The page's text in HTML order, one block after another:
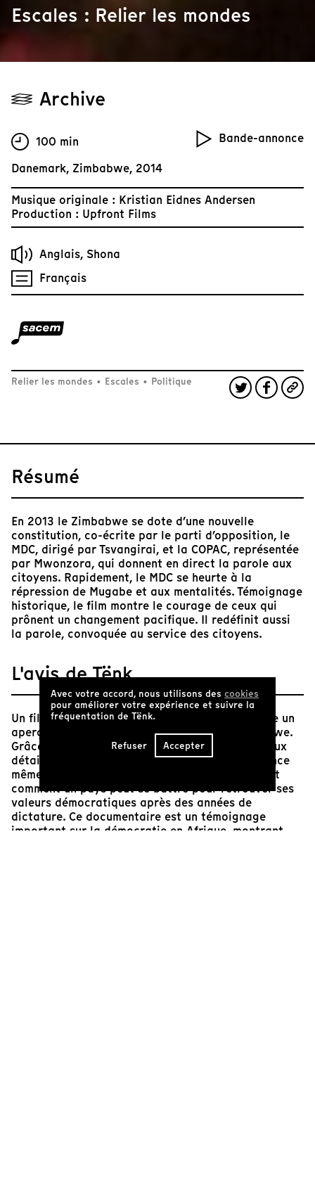
Escales : Relier les mondes
Archive
Bande-annonce
100 min
Danemark, Zimbabwe, 2014
Musique originale : Kristian Eidnes Andersen
Production : Upfront Films
Anglais, Shona
Français
Relier les mondes • Escales • Politique
Résumé
En 2013 le Zimbabwe se dote d’une nouvelle
constitution, co-écrite par le parti d’opposition, le
MDC, dirigé par Tsvangirai, et la COPAC, représentée
par Mwonzora, qui donnent en direct la parole aux
citoyens. Rapidement, le MDC se heurte à la
répression de Mugabe et aux mentalités. Témoignage
historique, le film montre le courage de ceux qui
prônent un changement pacifique. Il redéfinit aussi
la parole, convoquée au service des citoyens.
L'avis de Tënk
Un film à la fois captivant et important qui offre un
aperçu unique de la réalité politique du Zimbabwe.
Grâce à une caméra discrète et très attentive aux
détails, Camilla Nielsson réussit à capter l'essence
même de la démocratie en action, nous montrant
comment un pays peut se battre pour retrouver ses
valeurs démocratiques après des années de
dictature. Ce documentaire est un témoignage
important sur la démocratie en Afrique, montrant
Avec votre accord, nous utilisons des cookies
pour améliorer votre expérience et suivre la
fréquentation de Tënk.
Refuser Accepter